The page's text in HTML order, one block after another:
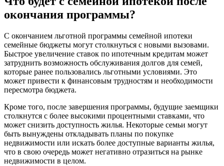
окончания программы?
С окончанием льготной программы семейной ипотеки
семейные бюджеты могут столкнуться с новыми вызовами.
Быстрое увеличение ставок по ипотечным кредитам может
затруднить возможность обслуживания долгов для семей,
которые ранее пользовались льготными условиями. Это
может привести к финансовым трудностям и необходимости
пересмотра бюджета.
Кроме того, после завершения программы, будущие заемщики
столкнутся с более высокими процентными ставками, что
может снизить доступность жилья. Некоторые семьи могут
быть вынуждены откладывать планы по покупке
недвижимости или искать более доступные варианты жилья,
что в свою очередь может негативно отразиться на рынке
недвижимости в целом.